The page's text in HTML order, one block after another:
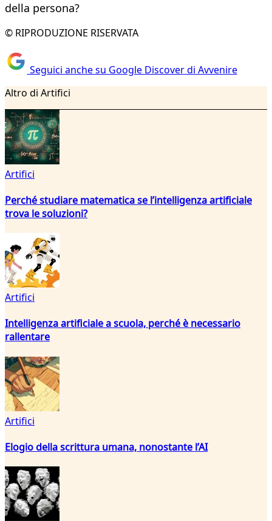
della persona?
© RIPRODUZIONE RISERVATA
Seguici anche su Google Discover di Avvenire
Altro di Artifici
Artifici
Perché studiare matematica se l’intelligenza artificiale
trova le soluzioni?
Artifici
Intelligenza artificiale a scuola, perché è necessario
rallentare
Artifici
Elogio della scrittura umana, nonostante l’AI